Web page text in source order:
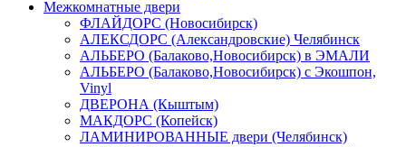
Межкомнатные двери
ФЛАЙДОРС (Новосибирск)
АЛЕКСДОРС (Александровские) Челябинск
АЛЬБЕРО (Балаково,Новосибирск) в ЭМАЛИ
АЛЬБЕРО (Балаково,Новосибирск) с Экошпон,
Vinyl
ДВЕРОНА (Кыштым)
МАКДОРС (Копейск)
ЛАМИНИРОВАННЫЕ двери (Челябинск)